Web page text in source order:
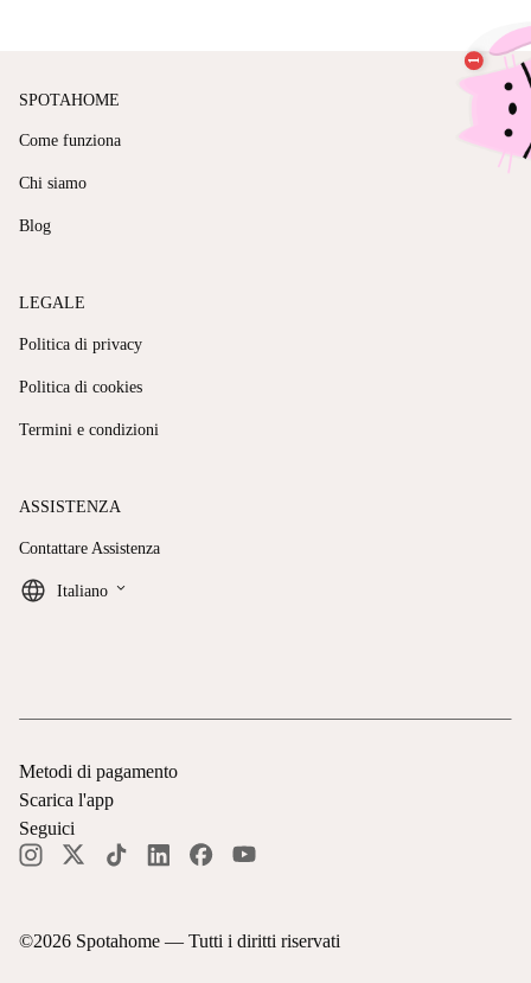
SPOTAHOME
Come funziona
Chi siamo
Blog
LEGALE
Politica di privacy
Politica di cookies
Termini e condizioni
ASSISTENZA
Contattare Assistenza
Italiano keyboard_arrow_down
©2026 Spotahome — Tutti i diritti riservati
Metodi di pagamento
Scarica l'app
Seguici